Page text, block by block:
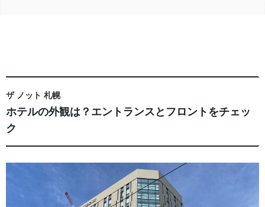
ザ ノット 札幌
ホテルの外観は？エントランスとフロントをチェッ
ク